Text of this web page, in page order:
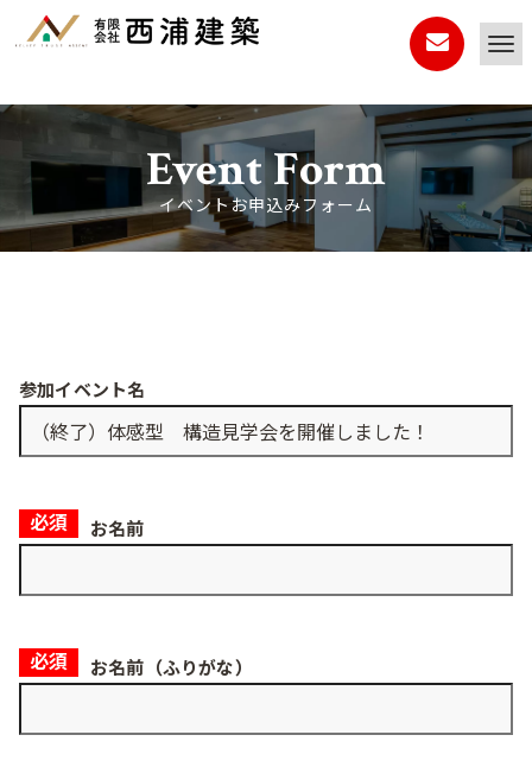
Event Form
イベントお申込みフォーム
参加イベント名
必須 お名前
必須 お名前（ふりがな）